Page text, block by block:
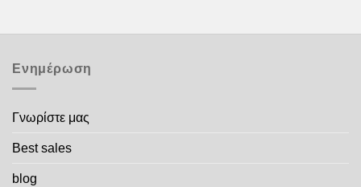
Ενημέρωση
Γνωρίστε μας
Best sales
blog